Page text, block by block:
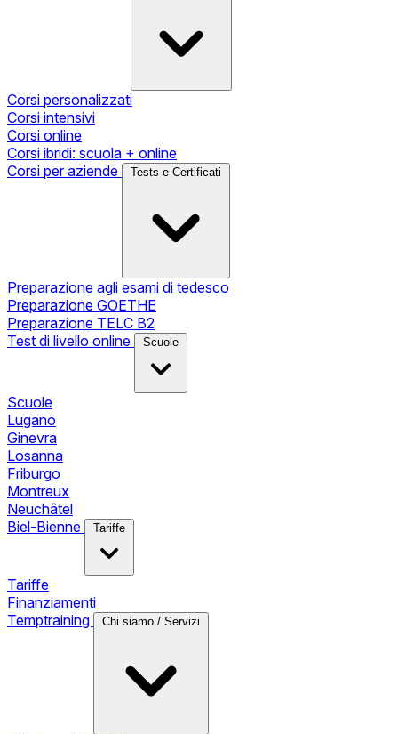
Corsi personalizzati
Corsi intensivi
Corsi online
Corsi ibridi: scuola + online
Corsi per aziende
Tests e Certificati
Preparazione agli esami di tedesco
Preparazione GOETHE
Preparazione TELC B2
Test di livello online
Scuole
Scuole
Lugano
Ginevra
Losanna
Friburgo
Montreux
Neuchâtel
Biel-Bienne
Tariffe
Tariffe
Finanziamenti
Temptraining
Chi siamo / Servizi